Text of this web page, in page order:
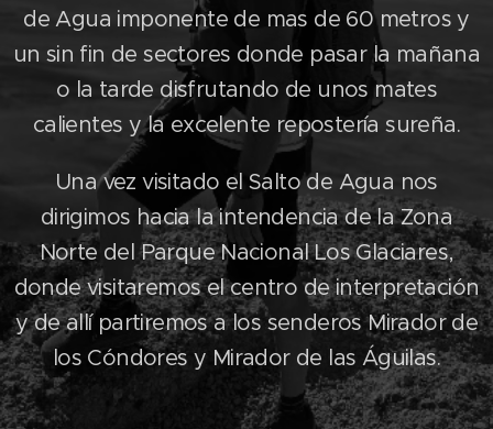
de Agua imponente de mas de 60 metros y
un sin fin de sectores donde pasar la mañana
o la tarde disfrutando de unos mates
calientes y la excelente repostería sureña.
Una vez visitado el Salto de Agua nos
dirigimos hacia la intendencia de la Zona
Norte del Parque Nacional Los Glaciares,
donde visitaremos el centro de interpretación
y de allí partiremos a los senderos Mirador de
los Cóndores y Mirador de las Águilas.